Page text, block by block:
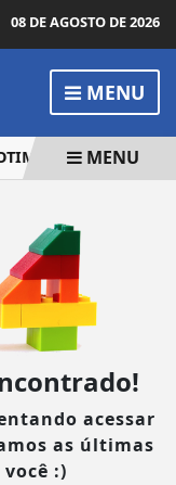
08 DE AGOSTO DE 2026
MENU
REFORÇO
MENU
acessar
as últimas
:)